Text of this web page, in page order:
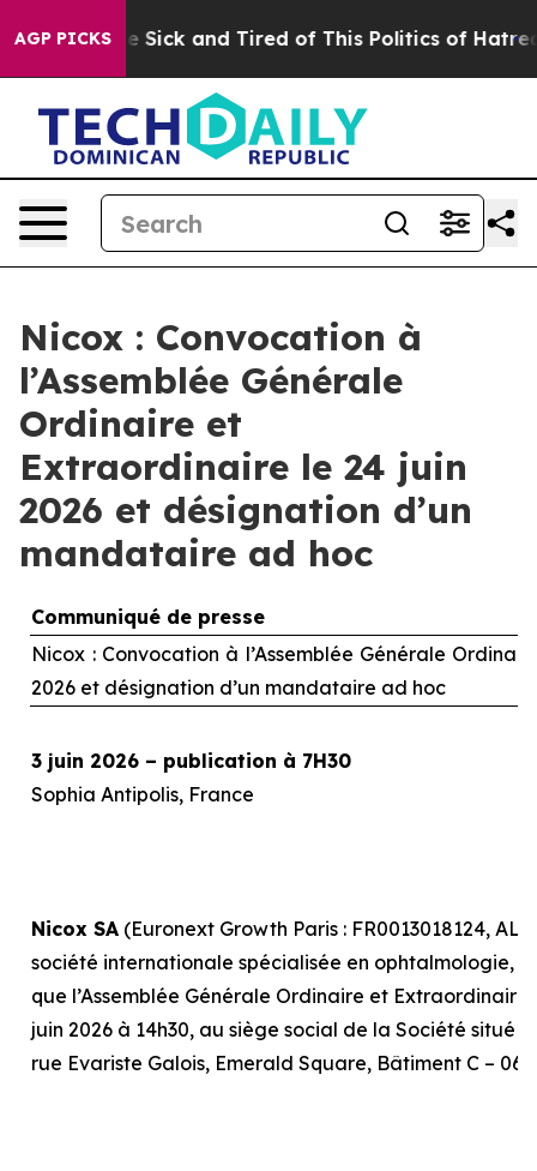
AGP PICKS
Are Sick and Tired of This Politics of Hatred”
Nicox : Convocation à
l’Assemblée Générale
Ordinaire et
Extraordinaire le 24 juin
2026 et désignation d’un
mandataire ad hoc
Communiqué de presse
Nicox : Convocation à l’Assemblée Générale
2026 et désignation d’un mandataire ad hoc
3 juin 2026 – publication à 7H30
Sophia Antipolis, France
Nicox SA (Euronext Growth Paris : FR0013018124,
société internationale spécialisée en ophtalmologie,
que l’Assemblée Générale Ordinaire et
juin 2026 à 14h30, au siège social de la Société situé
rue Evariste Galois, Emerald Square, Bâtiment C –